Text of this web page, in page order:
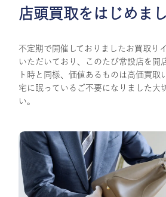
店頭買取をはじめまし
不定期で開催しておりましたお買取り
いただいており、このたび常設店を開
ト時と同様、価値あるものは高価買取
宅に眠っているご不要になりました大
い。